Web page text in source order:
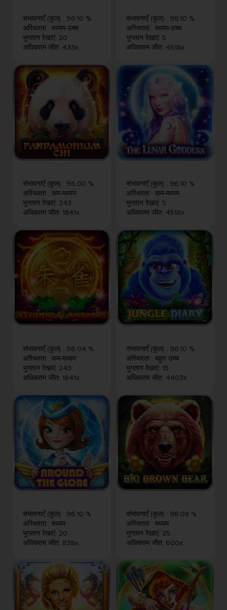
संभावनाएँ (कुल) : 96.10 %
अस्थिरता : मध्यम-उच्च
भुगतान रेखाएं: 20
अधिकतम जीत: 433x
संभावनाएँ (कुल) : 96.10 %
अस्थिरता : मध्यम-उच्च
भुगतान रेखाएं: 5
अधिकतम जीत: 4518x
संभावनाएँ (कुल) : 96.00 %
अस्थिरता : कम-मध्यम
भुगतान रेखाएं: 243
अधिकतम जीत: 1841x
संभावनाएँ (कुल) : 96.10 %
अस्थिरता : कम-मध्यम
भुगतान रेखाएं: 5
अधिकतम जीत: 4518x
संभावनाएँ (कुल) : 96.04 %
अस्थिरता : कम-मध्यम
भुगतान रेखाएं: 243
अधिकतम जीत: 1841x
संभावनाएँ (कुल) : 96.10 %
अस्थिरता : बहुत उच्च
भुगतान रेखाएं: 15
अधिकतम जीत: 4403x
संभावनाएँ (कुल) : 96.10 %
अस्थिरता : मध्यम
भुगतान रेखाएं: 20
अधिकतम जीत: 838x
संभावनाएँ (कुल) : 96.08 %
अस्थिरता : मध्यम
भुगतान रेखाएं: 25
अधिकतम जीत: 600x